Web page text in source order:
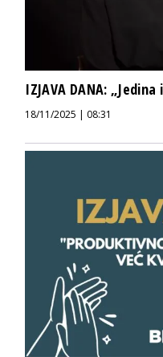
IZJAVA DANA:
18/11/2025 | 08:31